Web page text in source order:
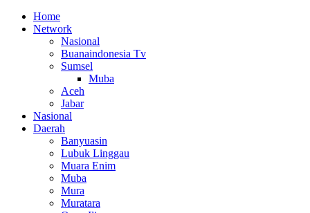
Home
Network
Nasional
Buanaindonesia Tv
Sumsel
Muba
Aceh
Jabar
Nasional
Daerah
Banyuasin
Lubuk Linggau
Muara Enim
Muba
Mura
Muratara